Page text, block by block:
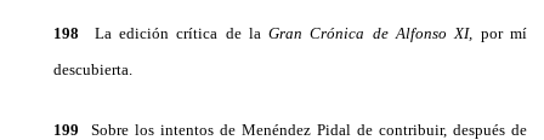
198 La edición crítica de laGran Crónica de Al­fonso XI, por mí
descubierta.
199 Sobre los intentos de Menéndez Pidal de con­tribuir, después de